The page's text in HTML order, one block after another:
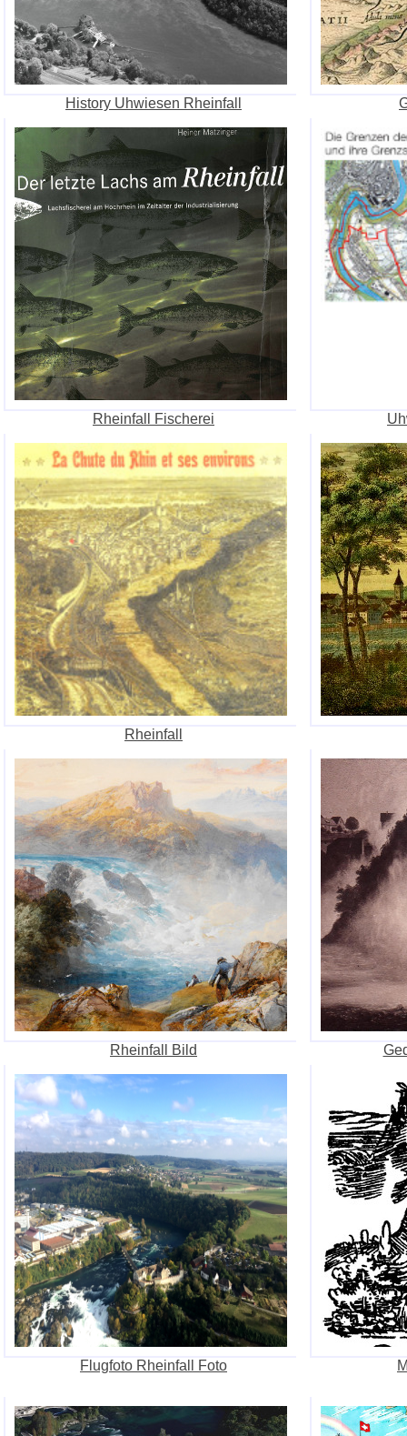
History Uhwiesen Rheinfall
Rheinfall Fischerei
Rheinfall
Rheinfall Bild
Flugfoto Rheinfall Foto